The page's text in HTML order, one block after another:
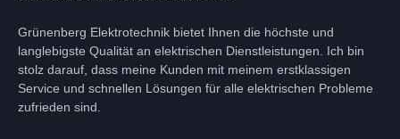
Grünenberg Elektrotechnik bietet Ihnen die höchste und
langlebigste Qualität an elektrischen Dienstleistungen. Ich bin
stolz darauf, dass meine Kunden mit meinem erstklassigen
Service und schnellen Lösungen für alle elektrischen Probleme
zufrieden sind.